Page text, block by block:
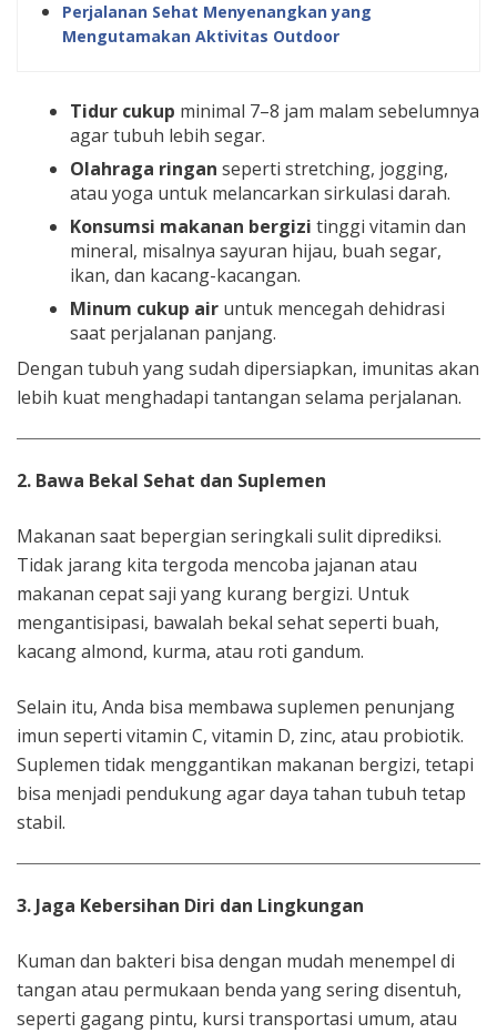
Perjalanan Sehat Menyenangkan yang
Mengutamakan Aktivitas Outdoor
Tidur cukup minimal 7–8 jam malam sebelumnya
agar tubuh lebih segar.
Olahraga ringan seperti stretching, jogging,
atau yoga untuk melancarkan sirkulasi darah.
Konsumsi makanan bergizi tinggi vitamin dan
mineral, misalnya sayuran hijau, buah segar,
ikan, dan kacang-kacangan.
Minum cukup air untuk mencegah dehidrasi
saat perjalanan panjang.
Dengan tubuh yang sudah dipersiapkan, imunitas akan
lebih kuat menghadapi tantangan selama perjalanan.
2. Bawa Bekal Sehat dan Suplemen
Makanan saat bepergian seringkali sulit diprediksi.
Tidak jarang kita tergoda mencoba jajanan atau
makanan cepat saji yang kurang bergizi. Untuk
mengantisipasi, bawalah bekal sehat seperti buah,
kacang almond, kurma, atau roti gandum.
Selain itu, Anda bisa membawa suplemen penunjang
imun seperti vitamin C, vitamin D, zinc, atau probiotik.
Suplemen tidak menggantikan makanan bergizi, tetapi
bisa menjadi pendukung agar daya tahan tubuh tetap
stabil.
3. Jaga Kebersihan Diri dan Lingkungan
Kuman dan bakteri bisa dengan mudah menempel di
tangan atau permukaan benda yang sering disentuh,
seperti gagang pintu, kursi transportasi umum, atau